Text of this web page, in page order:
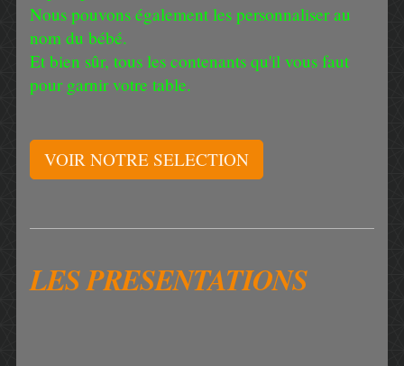
Nous pouvons également les personnaliser au
nom du bébé.
Et bien sûr, tous les contenants qu'il vous faut
pour garnir votre table.
VOIR NOTRE SELECTION
LES PRESENTATIONS